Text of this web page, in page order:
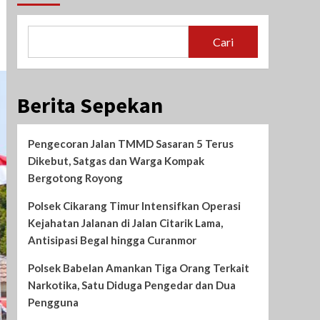
Cari
Berita Sepekan
Pengecoran Jalan TMMD Sasaran 5 Terus
Dikebut, Satgas dan Warga Kompak
Bergotong Royong
Polsek Cikarang Timur Intensifkan Operasi
Kejahatan Jalanan di Jalan Citarik Lama,
Antisipasi Begal hingga Curanmor
Polsek Babelan Amankan Tiga Orang Terkait
Narkotika, Satu Diduga Pengedar dan Dua
Pengguna